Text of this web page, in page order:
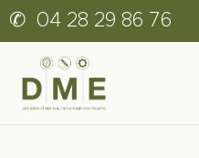
✆ 04 28 29 86 76